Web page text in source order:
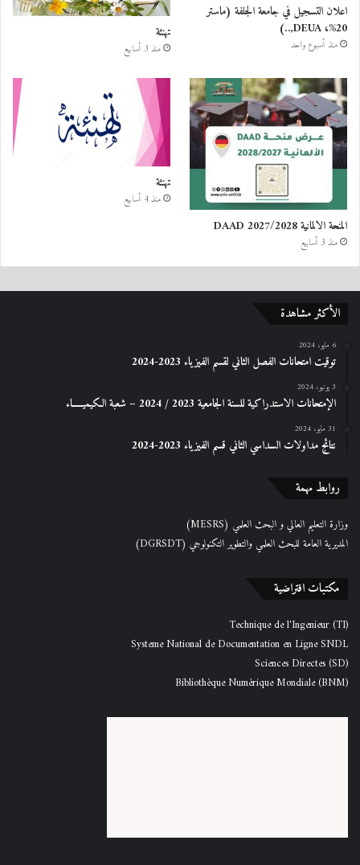
اعلان التسجيل في جامعة الجلفة (ماستر
20%، DEUA,..)
منذ أسبوع واحد
تهنئة
منذ 3 أسابيع
المنحة الالمانية DAAD 2027/2028
منذ 3 أسابيع
تهنئة
منذ 4 أسابيع
الأكثر مشاهدة
6 مايو، 2024
توقيت امتحانات الفصل الثاني لقسم الفيزياء 2023-2024
3 يونيو، 2024
الإمتحانات الاستدراكیة للسنة الجامعیة 2023 / 2024 – شعبة الكیمیـــــاء
31 مايو، 2024
نتائج مداولات السداسي الثاني قسم الفيزياء 2023-2024
روابط مهمة
وزارة التعليم العالي و البحث العلمي (MESRS)
المديرية العامة للبحث العلمي والتطوير التكنولوجي (DGRSDT)
مكتبات افتراضية
Technique de l'Ingenieur (TI)
Systeme National de Documentation en Ligne SNDL
Sciences Directes (SD)
Bibliothèque Numérique Mondiale (BNM)